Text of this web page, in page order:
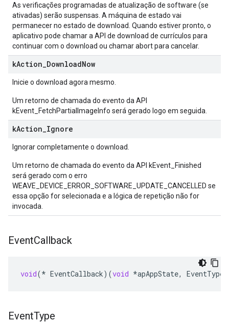
As verificações programadas de atualização de software (se
ativadas) serão suspensas. A máquina de estado vai
permanecer no estado de download. Quando estiver pronto, o
aplicativo pode chamar a API de download de currículos para
continuar com o download ou chamar abort para cancelar.
kAction DownloadNow
Inicie o download agora mesmo.
Um retorno de chamada do evento da API
kEvent_FetchPartialImageInfo será gerado logo em seguida.
kAction Ignore
Ignorar completamente o download.
Um retorno de chamada do evento da API kEvent_Finished
será gerado com o erro
WEAVE_DEVICE_ERROR_SOFTWARE_UPDATE_CANCELLED se
essa opção for selecionada e a lógica de repetição não for
invocada.
EventCallback
void(* EventCallback)(void *apAppState, EventType
EventType